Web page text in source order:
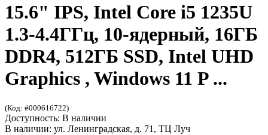
15.6" IPS, Intel Core i5 1235U
1.3-4.4ГГц, 10-ядерный, 16ГБ
DDR4, 512ГБ SSD, Intel UHD
Graphics , Windows 11 P ...
(Код: #000616722)
Доступность: В наличии
В наличии: ул. Ленинградская, д. 71, ТЦ Луч